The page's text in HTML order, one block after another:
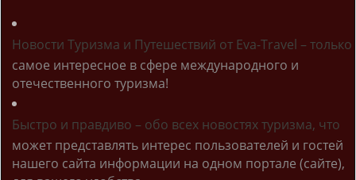
Новости Туризма и Путешествий от Eva-Travel – только
самое интересное в сфере международного и
отечественного туризма!
Быстро и правдиво – обо всех новостях туризма, что
может представлять интерес пользователей и гостей
нашего сайта информации на одном портале (сайте),